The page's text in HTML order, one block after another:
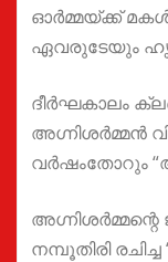
ഓർമ്മയ്ക്ക് മകൾ
ഏവരുടേയും
ദീർഘകാലം
അഗ്നിശർമ്മൻ
വർഷംതോറും
നമ്പൂതിരി